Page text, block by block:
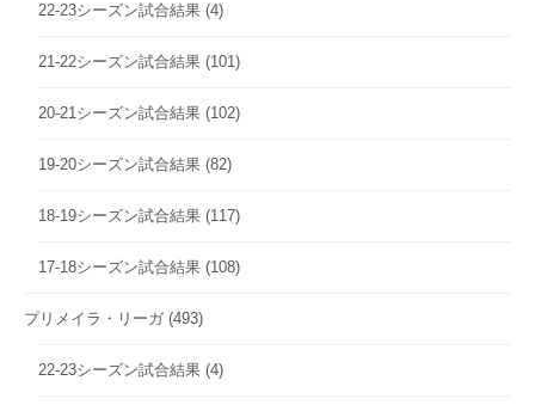
22-23シーズン試合結果 (4)
21-22シーズン試合結果 (101)
20-21シーズン試合結果 (102)
19-20シーズン試合結果 (82)
18-19シーズン試合結果 (117)
17-18シーズン試合結果 (108)
プリメイラ・リーガ (493)
22-23シーズン試合結果 (4)